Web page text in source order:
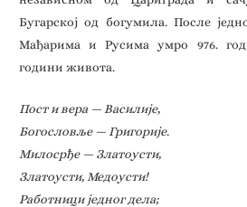
Бугарској од богумила. После
Мађарима и Русима умро 976.
години живота.
Пост и вера — Василије,
Богословље — Григорије.
Милосрђе — Златоусти,
Златоусти, Медоусти!
Работници једног дела;